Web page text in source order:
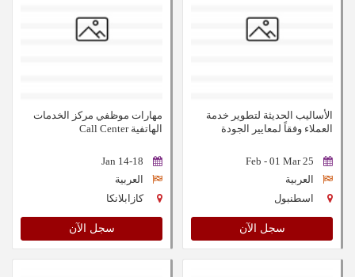
الأساليب الحديثة لتطوير خدمة
العملاء وفقاً لمعايير الجودة
25 Feb - 01 Mar
العربية
اسطنبول
سجل الآن
مهارات موظفي مركز الخدمات
الهاتفية Call Center
14-18 Jan
العربية
كازابلانكا
سجل الآن